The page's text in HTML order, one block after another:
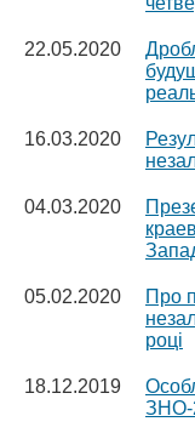
22.05.2020
16.03.2020
04.03.2020
05.02.2020
Про
році
18.12.2019
ЗНО-